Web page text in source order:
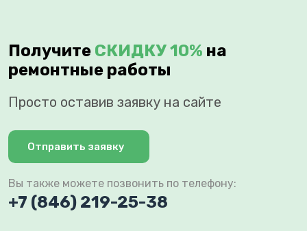
Получите СКИДКУ 10% на
ремонтные работы
Просто оставив заявку на сайте
Отправить заявку
Вы также можете позвонить по телефону:
+7 (846) 219-25-38